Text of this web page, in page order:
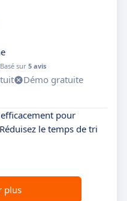
Basé sur 5 avis
Démo gratuite
pour
le temps de tri
plus